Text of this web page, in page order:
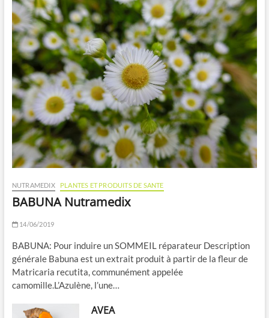
NUTRAMEDIX PLANTES ET PRODUITS DE SANTE
BABUNA Nutramedix
14/06/2019
BABUNA: Pour induire un SOMMEIL réparateur Description
générale Babuna est un extrait produit à partir de la fleur de
Matricaria recutita, communément appelée
camomille.L’Azulène, l’une…
AVEA